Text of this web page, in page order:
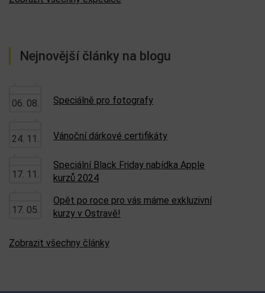
Nejnovější články na blogu
06. 08. Speciálně pro fotografy
24. 11. Vánoční dárkové certifikáty
17. 11.
Speciální Black Friday nabídka Apple
kurzů 2024
17. 05.
Opět po roce pro vás máme exkluzivní
kurzy v Ostravě!
Zobrazit všechny články